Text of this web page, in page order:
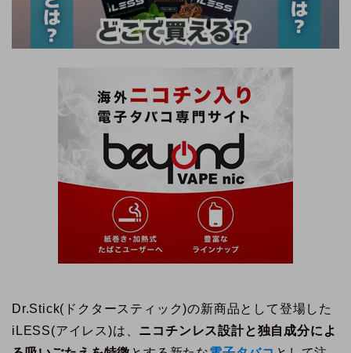
Dr.Stick(ドクタースティック)の新商品として登場した
iLESS(アイレス)は、 ニコチンレス設計と独自成分によ